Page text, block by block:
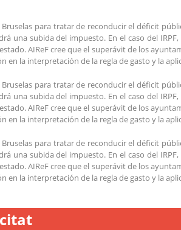
para tratar de reconducir el déficit
una subida del impuesto. En el caso del
AIReF cree que el superávit de los
en la interpretación de la regla de gasto y la
para tratar de reconducir el déficit
una subida del impuesto. En el caso del
AIReF cree que el superávit de los
en la interpretación de la regla de gasto y la
para tratar de reconducir el déficit
una subida del impuesto. En el caso del
AIReF cree que el superávit de los
en la interpretación de la regla de gasto y la